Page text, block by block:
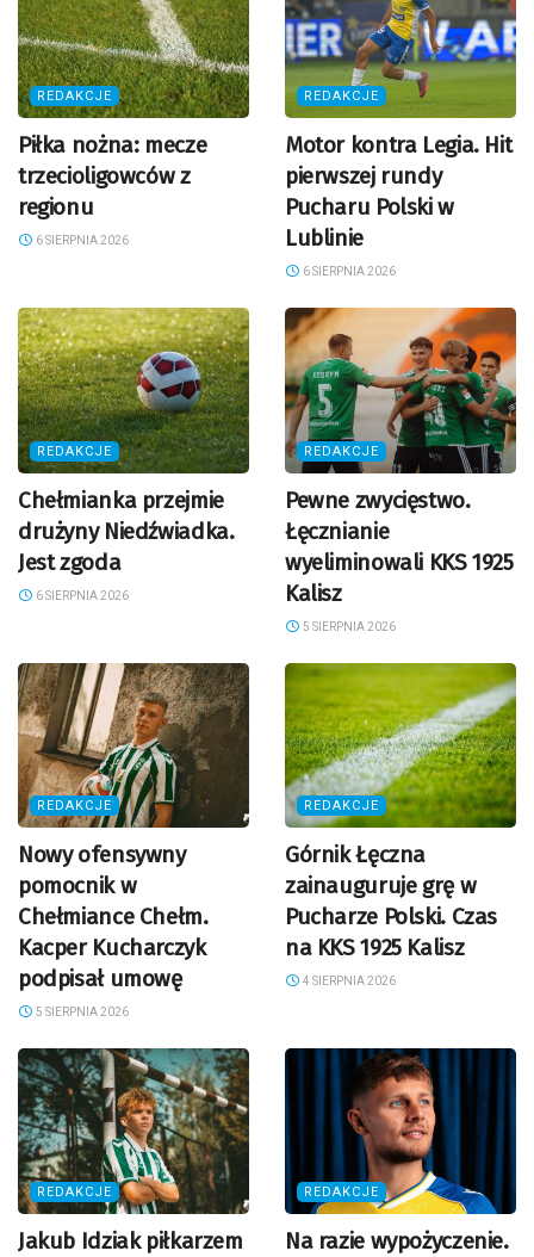
REDAKCJE
Piłka nożna: mecze
trzecioligowców z
regionu
6 SIERPNIA 2026
REDAKCJE
Motor kontra Legia. Hit
pierwszej rundy
Pucharu Polski w
Lublinie
6 SIERPNIA 2026
REDAKCJE
Chełmianka przejmie
drużyny Niedźwiadka.
Jest zgoda
6 SIERPNIA 2026
REDAKCJE
Pewne zwycięstwo.
Łęcznianie
wyeliminowali KKS 1925
Kalisz
5 SIERPNIA 2026
REDAKCJE
Nowy ofensywny
pomocnik w
Chełmiance Chełm.
Kacper Kucharczyk
podpisał umowę
5 SIERPNIA 2026
REDAKCJE
Górnik Łęczna
zainauguruje grę w
Pucharze Polski. Czas
na KKS 1925 Kalisz
4 SIERPNIA 2026
REDAKCJE
Jakub Idziak piłkarzem
REDAKCJE
Na razie wypożyczenie.